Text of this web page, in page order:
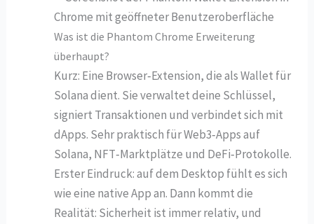
Was ist die Phantom Chrome Erweiterung
überhaupt?
Kurz: Eine Browser‑Extension, die als Wallet für
Solana dient. Sie verwaltet deine Schlüssel,
signiert Transaktionen und verbindet sich mit
dApps. Sehr praktisch für Web3‑Apps auf
Solana, NFT‑Marktplätze und DeFi‑Protokolle.
Erster Eindruck: auf dem Desktop fühlt es sich
wie eine native App an. Dann kommt die
Realität: Sicherheit ist immer relativ, und